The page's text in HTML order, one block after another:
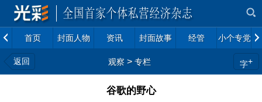
首页 封面人物 资讯 封面故事 经管 小个专党建
返回 观察 > 专栏 字+
谷歌的野心